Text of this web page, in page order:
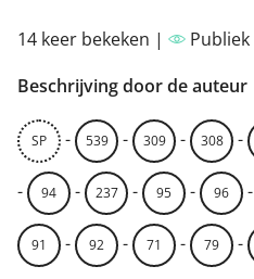
14 keer bekeken |
Publiek
Beschrijving door de auteur
SP - 539 - 309 - 308 -
- 94 - 237 - 95 - 96 -
91 - 92 - 71 - 79 -